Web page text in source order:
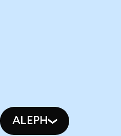
ALEPH